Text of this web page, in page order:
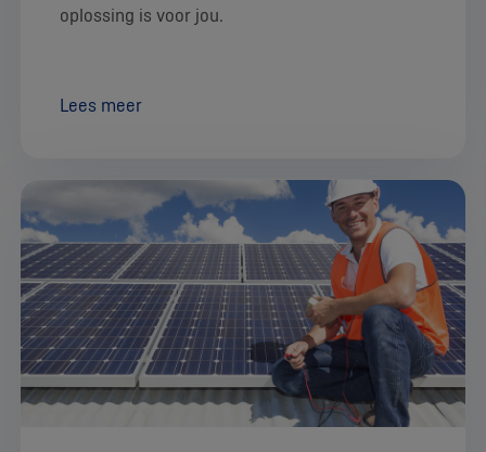
oplossing is voor jou.
Lees meer